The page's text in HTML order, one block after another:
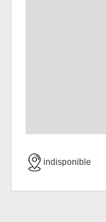
indisponible